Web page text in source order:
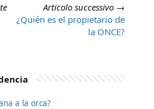
Articolo successivo →
¿Quién es el propietario de
la ONCE?
a la orca?